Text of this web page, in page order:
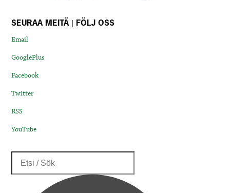
SEURAA MEITÄ | FÖLJ OSS
Email
GooglePlus
Facebook
Twitter
RSS
YouTube